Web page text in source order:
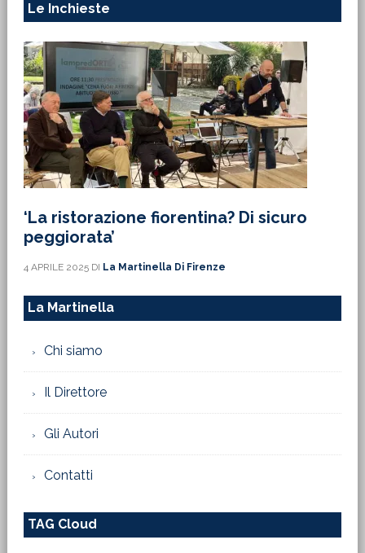
Le Inchieste
‘La ristorazione fiorentina? Di sicuro
peggiorata’
4 APRILE 2025DI La Martinella Di Firenze
La Martinella
Chi siamo
Il Direttore
Gli Autori
Contatti
TAG Cloud